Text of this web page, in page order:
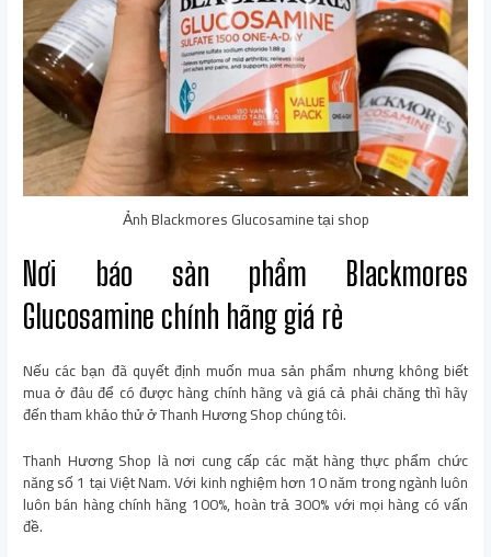
Ảnh Blackmores Glucosamine tại shop
Nơi báo sản phẩm Blackmores
Glucosamine chính hãng giá rẻ
Nếu các bạn đã quyết định muốn mua sản phẩm nhưng không biết
mua ở đâu để có được hàng chính hãng và giá cả phải chăng thì hãy
đến tham khảo thử ở Thanh Hương Shop chúng tôi.
Thanh Hương Shop là nơi cung cấp các mặt hàng thực phẩm chức
năng số 1 tại Việt Nam. Với kinh nghiệm hơn 10 năm trong ngành luôn
luôn bán hàng chính hãng 100%, hoàn trả 300% với mọi hàng có vấn
đề.